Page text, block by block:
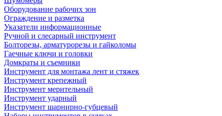
Оборудование рабочих зон
Ограждение и разметка
Указатели информационные
Ручной и слесарный инструмент
Болторезы, арматурорезы и гайколомы
Гаечные ключи и головки
Домкраты и съемники
Инструмент для монтажа лент и стяжек
Инструмент крепежный
Инструмент мерительный
Инструмент ударный
Инструмент шарнирно-губцевый